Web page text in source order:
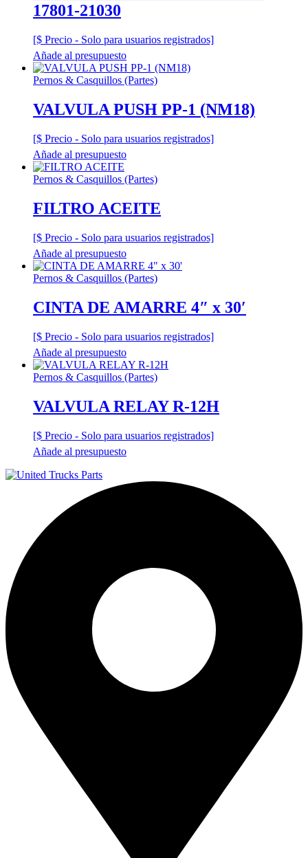
17801-21030
[$ Precio - Solo para usuarios registrados]
Añade al presupuesto
Pernos & Casquillos (Partes)
VALVULA PUSH PP-1 (NM18)
[$ Precio - Solo para usuarios registrados]
Añade al presupuesto
Pernos & Casquillos (Partes)
FILTRO ACEITE
[$ Precio - Solo para usuarios registrados]
Añade al presupuesto
Pernos & Casquillos (Partes)
CINTA DE AMARRE 4″ x 30′
[$ Precio - Solo para usuarios registrados]
Añade al presupuesto
Pernos & Casquillos (Partes)
VALVULA RELAY R-12H
[$ Precio - Solo para usuarios registrados]
Añade al presupuesto